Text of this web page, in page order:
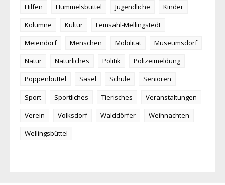
Hilfen
Hummelsbüttel Jugendliche
Kinder
Kolumne
Kultur
Lemsahl-Mellingstedt
Meiendorf
Menschen Mobilität
Museumsdorf
Natur
Natürliches Politik
Polizeimeldung
Poppenbüttel
Sasel Schule
Senioren
Sport
Sportliches Tierisches
Veranstaltungen
Verein
Volksdorf Walddörfer
Weihnachten
Wellingsbüttel